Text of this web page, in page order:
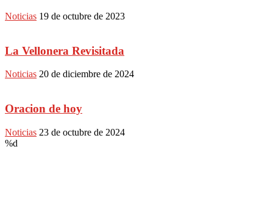
Noticias 19 de octubre de 2023
La Vellonera Revisitada
Noticias 20 de diciembre de 2024
Oracion de hoy
Noticias 23 de octubre de 2024
%d